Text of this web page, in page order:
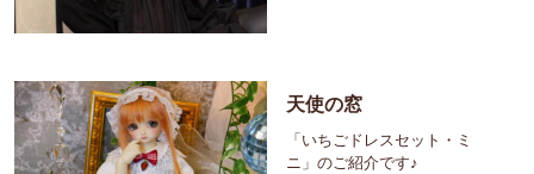
天使の窓
「いちごドレスセット・ミ
ニ」のご紹介です♪